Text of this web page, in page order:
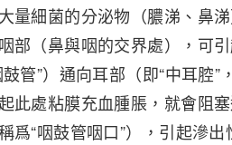
量細菌的分泌物（膿涕、鼻
部（鼻與咽的交界處），可
管”）通向耳部（即“中耳腔”
此處粘膜充血腫脹，就會阻
爲“咽鼓管咽口”），引起滲